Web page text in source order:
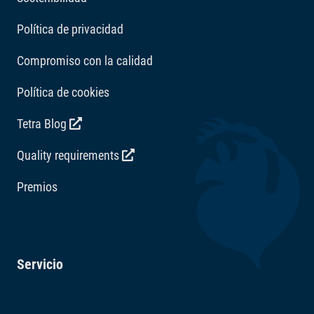
Política de privacidad
Compromiso con la calidad
Política de cookies
Tetra Blog
Quality requirements
Premios
Servicio